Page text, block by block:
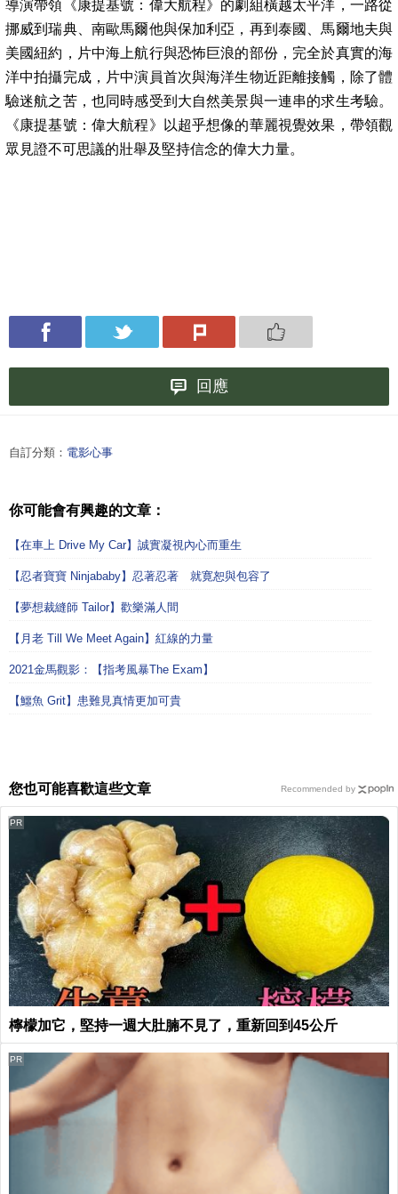
導演帶領《康提基號：偉大航程》的劇組橫越太平洋，一路從
挪威到瑞典、南歐馬爾他與保加利亞，再到泰國、馬爾地夫與
美國紐約，片中海上航行與恐怖巨浪的部份，完全於真實的海
洋中拍攝完成，片中演員首次與海洋生物近距離接觸，除了體
驗迷航之苦，也同時感受到大自然美景與一連串的求生考驗。
《康提基號：偉大航程》以超乎想像的華麗視覺效果，帶領觀
眾見證不可思議的壯舉及堅持信念的偉大力量。
回應
自訂分類： 電影心事
你可能會有興趣的文章：
【在車上 Drive My Car】誠實凝視內心而重生
【忍者寶寶 Ninjababy】忍著忍著 就寛恕與包容了
【夢想裁縫師 Tailor】歡樂滿人間
【月老 Till We Meet Again】紅線的力量
2021金馬觀影：【指考風暴The Exam】
【鱷魚 Grit】患難見真情更加可貴
您也可能喜歡這些文章
檸檬加它，堅持一週大肚腩不見了，重新回到45公斤
PR
PR
Recommended by